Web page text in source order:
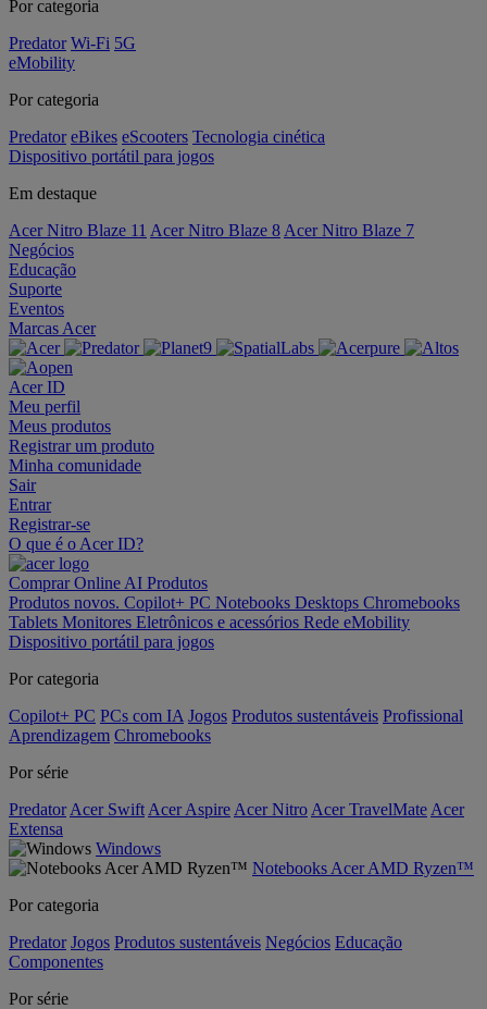
Por categoria
Predator Wi-Fi 5G
eMobility
Por categoria
Predator eBikes eScooters Tecnologia cinética
Dispositivo portátil para jogos
Em destaque
Acer Nitro Blaze 11 Acer Nitro Blaze 8 Acer Nitro Blaze 7
Negócios
Educação
Suporte
Eventos
Marcas Acer
Acer ID
Meu perfil
Meus produtos
Registrar um produto
Minha comunidade
Sair
Entrar
Registrar-se
O que é o Acer ID?
Comprar Online AI Produtos
Produtos novos. Copilot+ PC Notebooks Desktops Chromebooks
Tablets Monitores Eletrônicos e acessórios Rede eMobility
Dispositivo portátil para jogos
Por categoria
Copilot+ PC PCs com IA Jogos Produtos sustentáveis Profissional
Aprendizagem Chromebooks
Por série
Predator Acer Swift Acer Aspire Acer Nitro Acer TravelMate Acer
Extensa
Windows
Notebooks Acer AMD Ryzen™
Por categoria
Predator Jogos Produtos sustentáveis Negócios Educação
Componentes
Por série